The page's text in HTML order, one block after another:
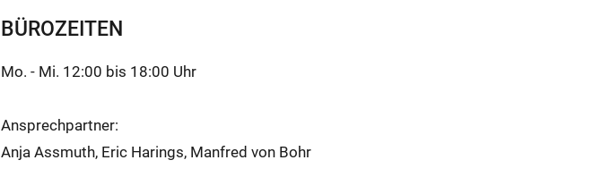
BÜROZEITEN
Mo. - Mi. 12:00 bis 18:00 Uhr
Ansprechpartner:
Anja Assmuth, Eric Harings, Manfred von Bohr